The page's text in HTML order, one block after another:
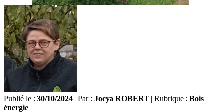
Publié le : 30/10/2024 | Par : Jocya ROBERT | Rubrique : Bois
énergie